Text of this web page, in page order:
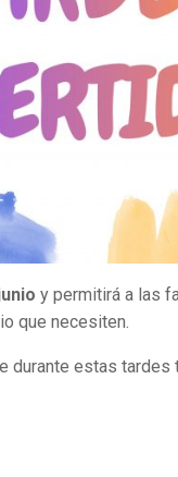
y permitirá a las
que necesiten.
durante estas tardes